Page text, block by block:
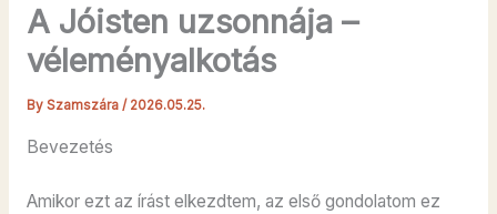
A Jóisten uzsonnája –
véleményalkotás
By Szamszára / 2026.05.25.
Bevezetés
Amikor ezt az írást elkezdtem, az első gondolatom ez